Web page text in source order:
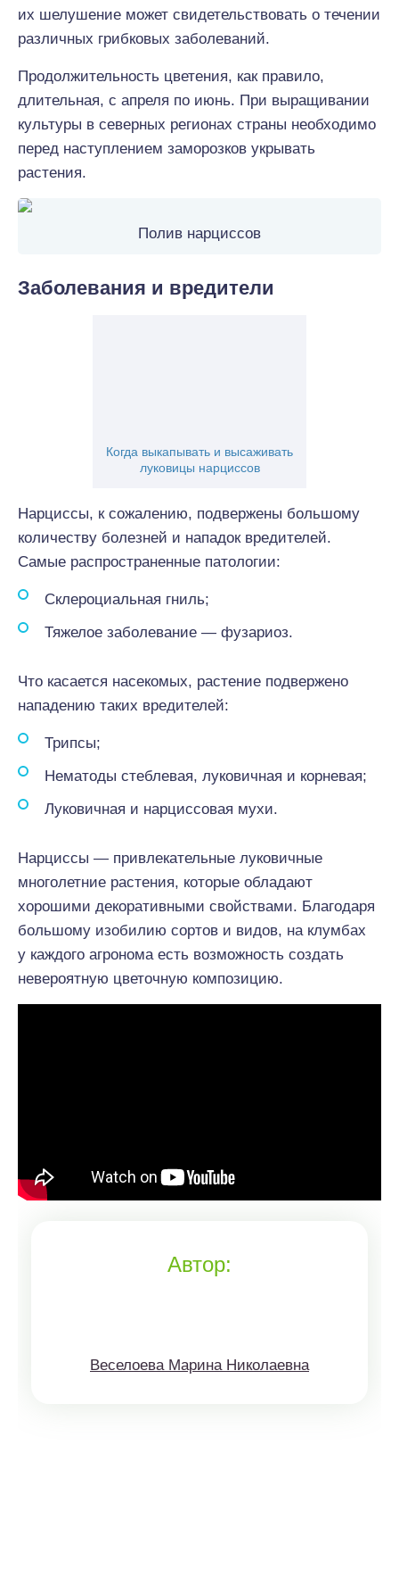
их шелушение может свидетельствовать о течении
различных грибковых заболеваний.
Продолжительность цветения, как правило,
длительная, с апреля по июнь. При выращивании
культуры в северных регионах страны необходимо
перед наступлением заморозков укрывать
растения.
Полив нарциссов
Заболевания и вредители
Когда выкапывать и высаживать
луковицы нарциссов
Нарциссы, к сожалению, подвержены большому
количеству болезней и нападок вредителей.
Самые распространенные патологии:
Склероциальная гниль;
Тяжелое заболевание — фузариоз.
Что касается насекомых, растение подвержено
нападению таких вредителей:
Трипсы;
Нематоды стеблевая, луковичная и корневая;
Луковичная и нарциссовая мухи.
Нарциссы — привлекательные луковичные
многолетние растения, которые обладают
хорошими декоративными свойствами. Благодаря
большому изобилию сортов и видов, на клумбах
у каждого агронома есть возможность создать
невероятную цветочную композицию.
Автор:
Веселоева Марина Николаевна